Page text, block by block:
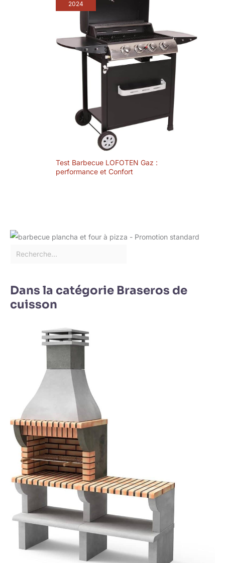
2024
Test Barbecue LOFOTEN Gaz :
performance et Confort
Dans la catégorie Braseros de
cuisson